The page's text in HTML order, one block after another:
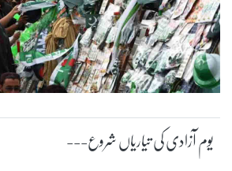
یوم آزادی کی تیاریاں شروع---